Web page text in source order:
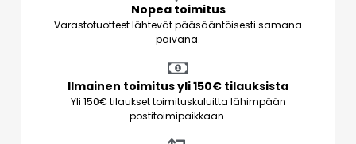
Nopea toimitus
Varastotuotteet lähtevät pääsääntöisesti samana
päivänä.
Ilmainen toimitus yli 150€ tilauksista
Yli 150€ tilaukset toimituskuluitta lähimpään
postitoimipaikkaan.